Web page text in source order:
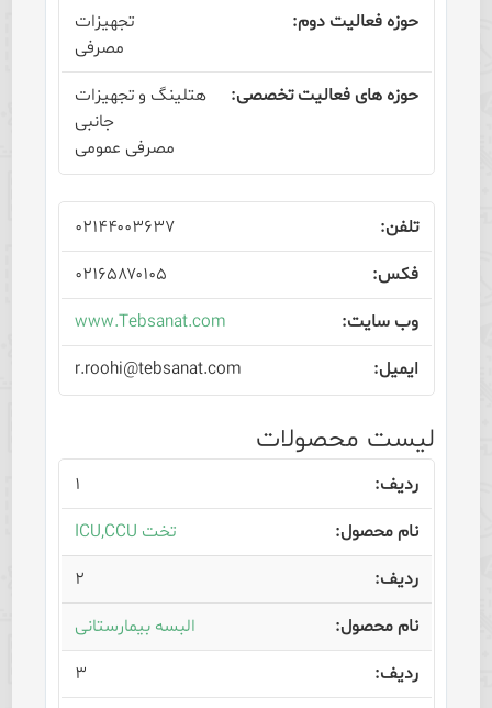
تجهیزات
مصرفی
هتلینگ و تجهیزات
جانبی
مصرفی عمومی
۰۲۱۴۴۰۰۳۶۳۷
۰۲۱۶۵۸۷۰۱۰۵
www.Tebsanat.com
r.roohi@tebsanat.com
لیست محصولات
۱
تخت ICU,CCU
۲
البسه بیمارستانی
۳